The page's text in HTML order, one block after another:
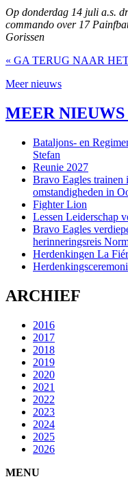
Op donderdag 14 juli a.s.
commando over 17
Gorissen
« GA TERUG NAAR
Meer nieuws
MEER NIEUWS
Bataljons- en
Stefan
Reunie 2027
Bravo Eagles trainen
omstandigheden in
Fighter Lion
Lessen Leiderschap
Bravo Eagles
herinneringsreis
Herdenkingen La
ARCHIEF
2016
2017
2018
2019
2020
2021
2022
2023
2024
2025
2026
MENU